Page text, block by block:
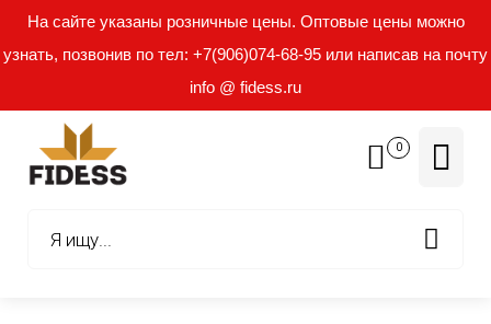
На сайте указаны розничные цены. Оптовые цены можно
узнать, позвонив по тел: +7(906)074-68-95 или написав на почту
info @ fidess.ru
0